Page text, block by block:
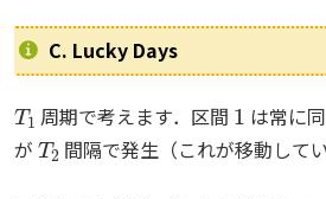
C. Lucky Days
周期で考えます．区間 は常に
が
T2
間隔で発生（これが移動して